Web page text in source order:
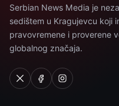
Serbian News Media je
sedištem u Kragujevcu koji
pravovremene i proverene
globalnog značaja.